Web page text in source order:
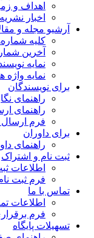
اهداف و
اخبار نشریه
آرشیو مجله و
کلیه
آخرین شماره
نمایه
نمایه واژه
برای نویسندگان
راهنمای
راهنمای
فرم ارسال
برای داوران
راهنمای
ثبت نام و اشتراک
اطلاعات ثبت
فرم ثبت نام
تماس با ما
اطلاعات
فرم برقراری
تسهیلات پایگاه